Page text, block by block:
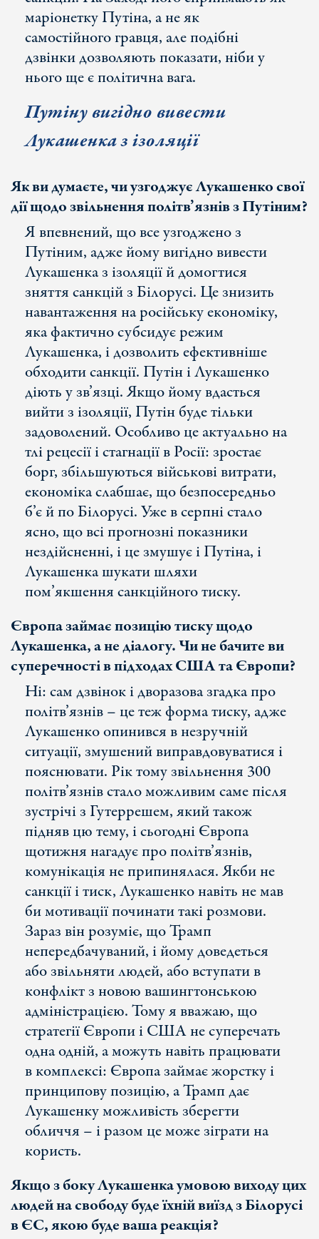
маріонетку Путіна, а не як
самостійного гравця, але подібні
дзвінки дозволяють показати, ніби у
нього ще є політична вага.
Путіну вигідно вивести
Лукашенка з ізоляції
Як видумаєте, чи узгоджує Лукашенко свої
дії щодо звільнення політв’язнів з Путіним?
Я впевнений, що все узгоджено з
Путіним, адже йому вигідно вивести
Лукашенка з ізоляції й домогтися
зняття санкцій з Білорусі. Це знизить
навантаження на російську економіку,
яка фактично субсидує режим
Лукашенка, і дозволить ефективніше
обходити санкції. Путін і Лукашенко
діють у зв’язці. Якщо йому вдасться
вийти з ізоляції, Путін буде тільки
задоволений. Особливо це актуально на
тлі рецесії і стагнації в Росії: зростає
борг, збільшуються військові витрати,
економіка слабшає, що безпосередньо
б’є й по Білорусі. Уже в серпні стало
ясно, що всі прогнозні показники
нездійсненні, і це змушує і Путіна, і
Лукашенка шукати шляхи
пом’якшення санкційного тиску.
Європа займає позицію тиску щодо
Лукашенка, а не діалогу. Чи не бачите ви
суперечності в підходах США та Європи?
Ні: сам дзвінок і дворазова згадка про
політв’язнів – це теж форма тиску, адже
Лукашенко опинився в незручній
ситуації, змушений виправдовуватися і
пояснювати. Рік тому звільнення 300
політв’язнів стало можливим саме після
зустрічі з Гутеррешем, який також
підняв цю тему, і сьогодні Європа
щотижня нагадує про політв’язнів,
комунікація не припинялася. Якби не
санкції і тиск, Лукашенко навіть не мав
би мотивації починати такі розмови.
Зараз він розуміє, що Трамп
непередбачуваний, і йому доведеться
або звільняти людей, або вступати в
конфлікт з новою вашингтонською
адміністрацією. Тому я вважаю, що
стратегії Європи і США не суперечать
одна одній, а можуть навіть працювати
в комплексі: Європа займає жорстку і
принципову позицію, а Трамп дає
Лукашенку можливість зберегти
обличчя – і разом це може зіграти на
користь.
Якщо з боку Лукашенка умовою виходу цих
людей на свободу буде їхній виїзд з Білорусі
в ЄС, якою буде ваша реакція?